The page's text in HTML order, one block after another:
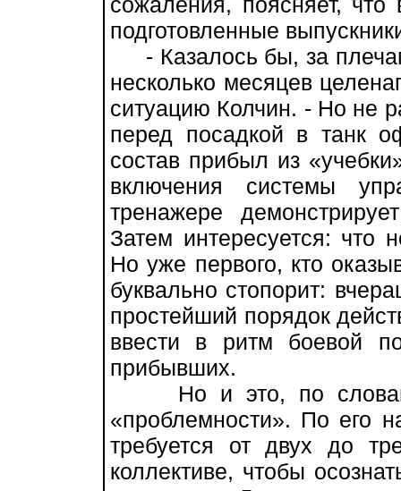
подготовленные
- Казалось бы, за
несколько месяцев
ситуацию Колчин. - Но не
перед посадкой в танк
состав прибыл из
включения системы
тренажере
Затем интересуется: что
Но уже первого, кто
буквально стопорит:
простейший порядок
ввести в ритм боевой
прибывших.
Но и это, по словам
«проблемности». По его
требуется от двух до
коллективе, чтобы